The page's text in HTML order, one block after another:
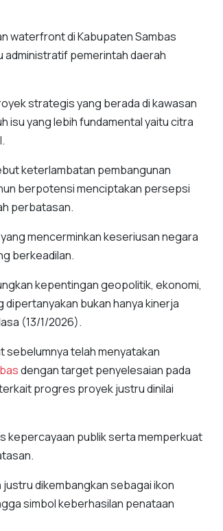
waterfront di Kabupaten Sambas
administratif pemerintah daerah
strategis yang berada di kawasan
isu yang lebih fundamental yaitu citra
keterlambatan pembangunan
berpotensi menciptakan persepsi
perbatasan.
mencerminkan keseriusan negara
berkeadilan.
kepentingan geopolitik, ekonomi,
dipertanyakan bukan hanya kinerja
(13/1/2026).
sebelumnya telah menyatakan
dengan target penyelesaian pada
progres proyek justru dinilai
kepercayaan publik serta memperkuat
dikembangkan sebagai ikon
simbol keberhasilan penataan